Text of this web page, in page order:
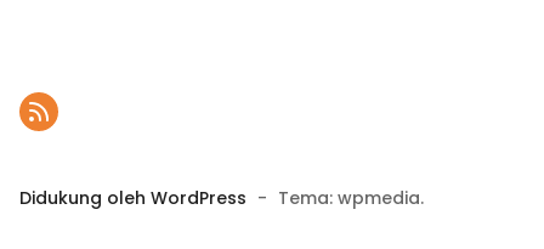
Didukung oleh WordPress - Tema: wpmedia.